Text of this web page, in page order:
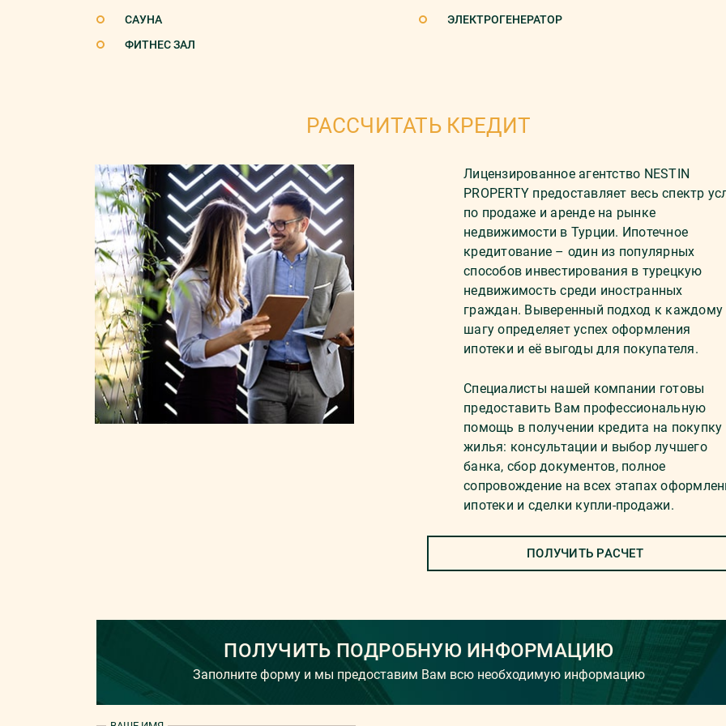
САУНА
ФИТНЕС ЗАЛ
ЭЛЕКТРОГЕНЕРАТОР
РАССЧИТАТЬ КРЕДИТ
Лицензированное агентство NESTIN
PROPERTY предоставляет весь спектр
по продаже и аренде на рынке
недвижимости в Турции. Ипотечное
кредитование – один из популярных
способов инвестирования в турецкую
недвижимость среди иностранных
граждан. Выверенный подход к каждому
шагу определяет успех оформления
ипотеки и её выгоды для покупателя.
Специалисты нашей компании готовы
предоставить Вам профессиональную
помощь в получении кредита на покупку
жилья: консультации и выбор лучшего
банка, сбор документов, полное
сопровождение на всех этапах
ипотеки и сделки купли-продажи.
ПОЛУЧИТЬ РАСЧЕТ
ПОЛУЧИТЬ ПОДРОБНУЮ ИНФОРМАЦИЮ
Заполните форму и мы предоставим Вам всю необходимую информацию